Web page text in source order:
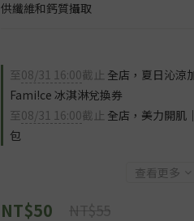
供纖維和鈣質攝取
至08/31 16:00截止 全店，夏日沁涼
Fami!ce 冰淇淋兌換券
至08/31 16:00截止 全店，美力開肌
包
查看更多
NT$50 NT$55